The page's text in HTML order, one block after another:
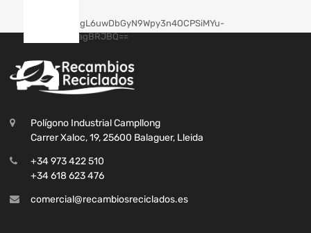
Polígono Industrial Campllong
Carrer Xaloc, 19, 25600 Balaguer, Lleida
+34 973 422 510
+34 618 623 476
comercial@recambiosreciclados.es